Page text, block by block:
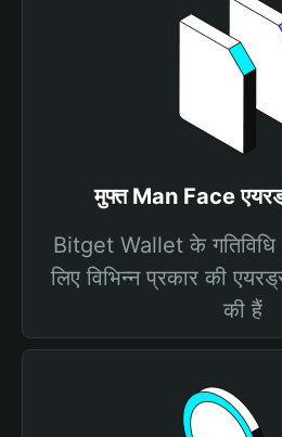
मुफ्त Man Face
Bitget Wallet के
लिए विभिन्न प्रकार की
की हैं